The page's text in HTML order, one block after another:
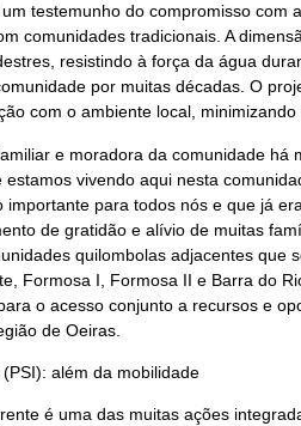
testemunho do compromisso com
comunidades tradicionais. A
resistindo à força da água
por muitas décadas. O
com o ambiente local,
e moradora da comunidade há
vivendo aqui nesta
para todos nós e que já
de gratidão e alívio de muitas
quilombolas adjacentes que
Formosa I, Formosa II e Barra do
o acesso conjunto a recursos e
de Oeiras.
além da mobilidade
é uma das muitas ações